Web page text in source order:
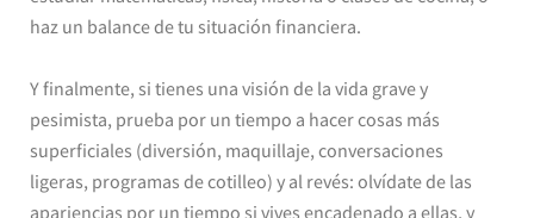
haz un balance de tu situación financiera.
Y finalmente, si tienes una visión de la vida grave y
pesimista, prueba por un tiempo a hacer cosas más
superficiales (diversión, maquillaje, conversaciones
ligeras, programas de cotilleo) y al revés: olvídate de las
apariencias por un tiempo si vives encadenado a ellas, y